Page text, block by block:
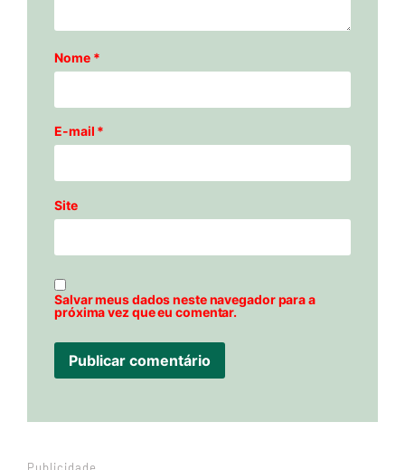
Nome *
E-mail *
Site
Salvar meus dados neste navegador para a
próxima vez que eu comentar.